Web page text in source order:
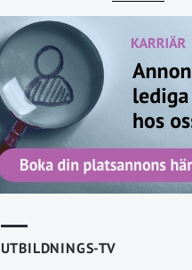
UTBILDNINGS-TV